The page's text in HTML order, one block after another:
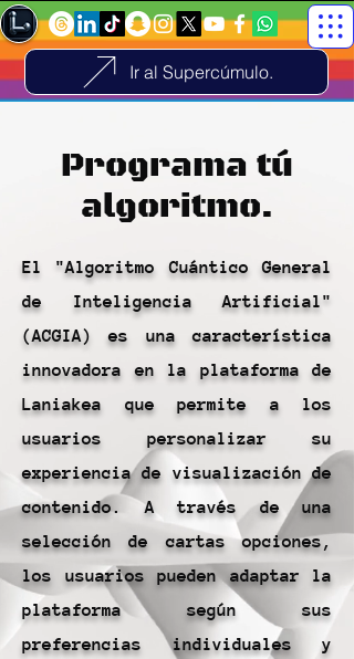
Ir al Supercúmulo.
Programa tú
algoritmo.
El "Algoritmo Cuántico General
de Inteligencia Artificial"
(ACGIA) es una característica
innovadora en la plataforma de
Laniakea que permite a los
usuarios personalizar su
experiencia de visualización de
contenido. A través de una
selección de cartas opciones,
los usuarios pueden adaptar la
plataforma según sus
preferencias individuales y